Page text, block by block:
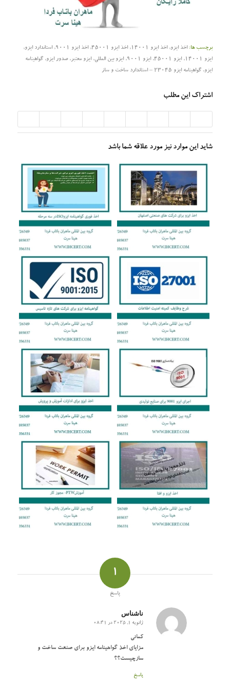
برچسب ها: اخذ ایزو, اخذ ایزو 14001 , اخذ ایزو 45001 , اخذ ایزو 9001 , استاندارد ایزو,
ایزو 14001
, ایزو 45001 , ایزو 9001 , ایزو بین المللی, ایزو معتبر,صدور ایزو, گواهینامه
ایزو, گواهینامه ایزو 23045 – استاندارد ساخت و ساز
اشتراک این مطلب
شاید این موارد نیز مورد علاقه شما باشد
1
پاسخ
ناشناس
گفته:
ژانویه 1, 2025 در 08:41
کمانی
مزایای اخذ گواهینامه ایزو برای صنعت ساخت و
سازچیست؟؟
پاسخ